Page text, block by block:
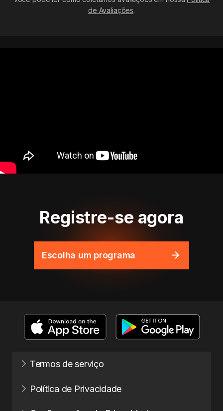
de Avaliações.
Registre-se agora
Escolha um programa
Termos de serviço
Política de Privacidade